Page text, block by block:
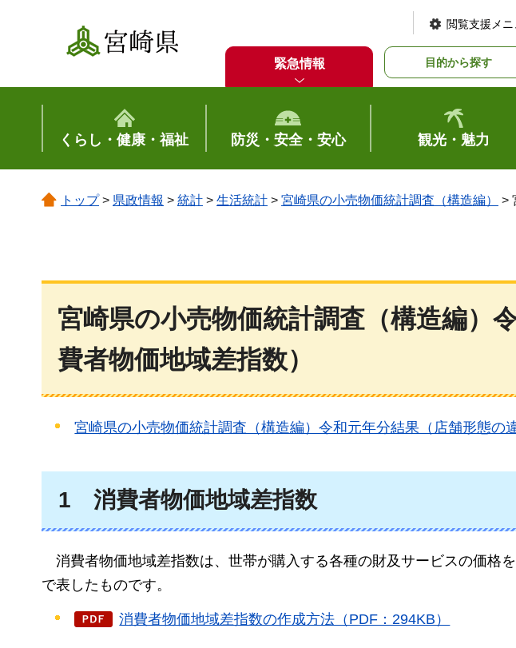
宮崎県
閲覧支援メニ
緊急情報 目的から探す
くらし・健康・福祉 防災・安全・安心 観光・魅力
トップ> 県政情報 > 統計 > 生活統計 > 宮崎県の小売物価統計調査（構造編） >
宮崎県の小売物価統計調査（構造編）
費者物価地域差指数）
宮崎県の小売物価統計調査（構造編）令和元年分結果（店舗形態の
1 消費者物価地域差指数
消費者物価地域差指数は、 世帯が購入する各種の財及サービスの価格
で表したものです。
消費者物価地域差指数の作成方法（PDF：294KB）